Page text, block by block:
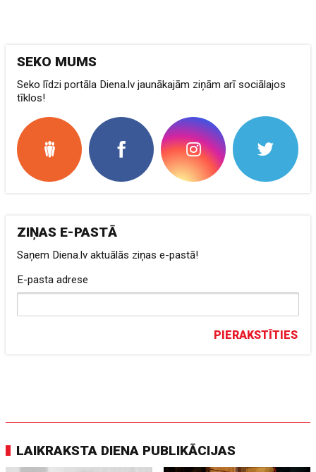
SEKO MUMS
Seko līdzi portāla Diena.lv jaunākajām ziņām arī sociālajos
tīklos!
ZIŅAS E-PASTĀ
Saņem Diena.lv aktuālās ziņas e-pastā!
E-pasta adrese
PIERAKSTĪTIES
LAIKRAKSTA DIENA PUBLIKĀCIJAS